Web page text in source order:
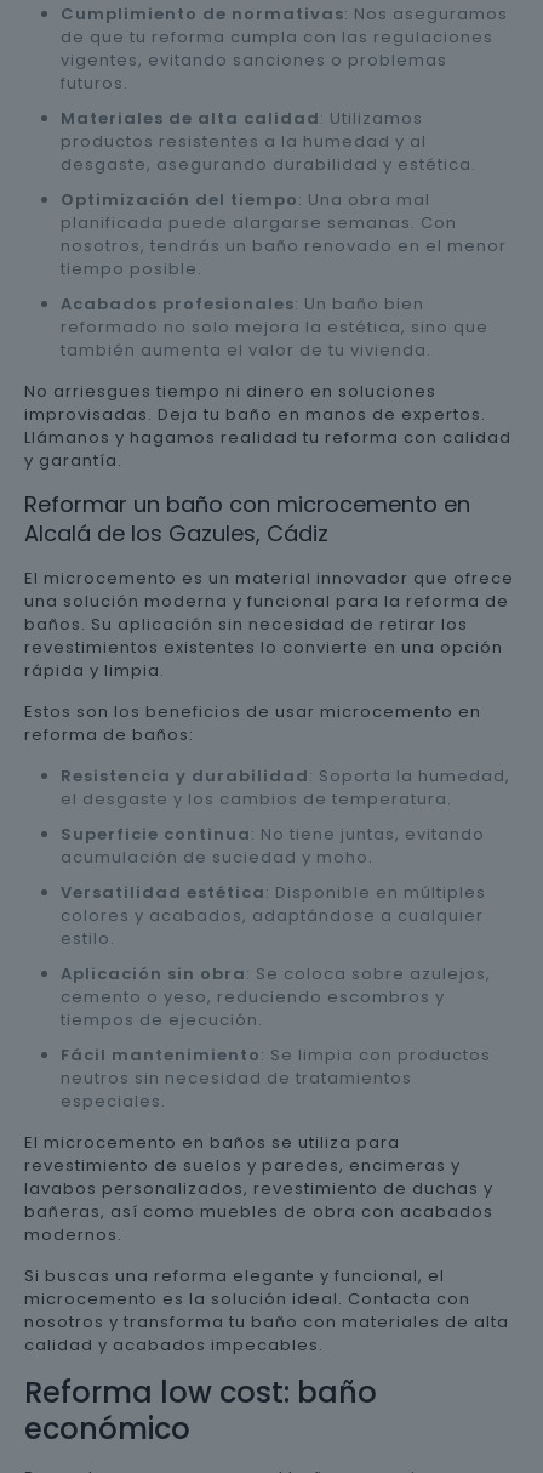
Cumplimiento de normativas: Nos aseguramos
de que tu reforma cumpla con las regulaciones
vigentes, evitando sanciones o problemas
futuros.
Materiales de alta calidad: Utilizamos
productos resistentes a la humedad y al
desgaste, asegurando durabilidad y estética.
Optimización del tiempo: Una obra mal
planificada puede alargarse semanas. Con
nosotros, tendrás un baño renovado en el menor
tiempo posible.
Acabados profesionales: Un baño bien
reformado no solo mejora la estética, sino que
también aumenta el valor de tu vivienda.
No arriesgues tiempo ni dinero en soluciones
improvisadas. Deja tu baño en manos de expertos.
Llámanos y hagamos realidad tu reforma con calidad
y garantía.
Reformar un baño con microcemento en
Alcalá de los Gazules, Cádiz
El microcemento es un material innovador que ofrece
una solución moderna y funcional para la reforma de
baños. Su aplicación sin necesidad de retirar los
revestimientos existentes lo convierte en una opción
rápida y limpia.
Estos son los beneficios de usar microcemento en
reforma de baños:
Resistencia y durabilidad: Soporta la humedad,
el desgaste y los cambios de temperatura.
Superficie continua: No tiene juntas, evitando
acumulación de suciedad y moho.
Versatilidad estética: Disponible en múltiples
colores y acabados, adaptándose a cualquier
estilo.
Aplicación sin obra: Se coloca sobre azulejos,
cemento o yeso, reduciendo escombros y
tiempos de ejecución.
Fácil mantenimiento: Se limpia con productos
neutros sin necesidad de tratamientos
especiales.
El microcemento en baños se utiliza para
revestimiento de suelos y paredes, encimeras y
lavabos personalizados, revestimiento de duchas y
bañeras, así como muebles de obra con acabados
modernos.
Si buscas una reforma elegante y funcional, el
microcemento es la solución ideal. Contacta con
nosotros y transforma tu baño con materiales de alta
calidad y acabados impecables.
Reforma low cost: baño
económico